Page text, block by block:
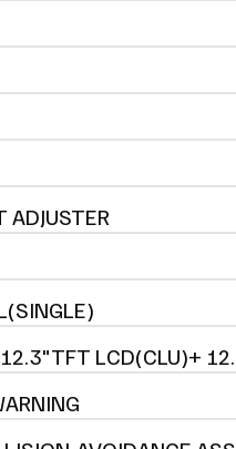
ADJUSTER
12.3"TFT LCD(CLU)+